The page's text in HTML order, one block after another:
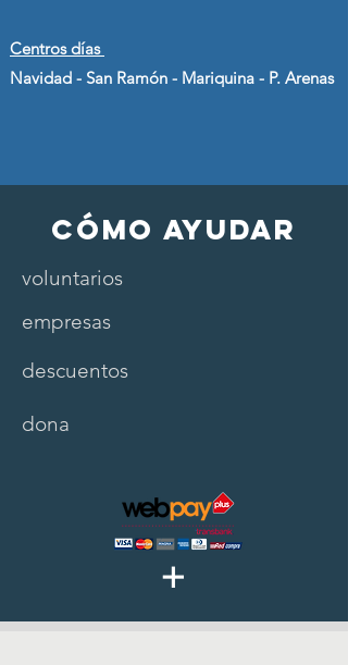
Centros días
Navidad - San Ramón - Mariquina - P. Arenas
cÓmo ayudar
voluntarios
empresas
descuentos
dona
+